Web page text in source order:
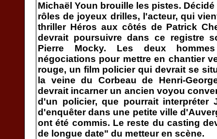
Michaël Youn brouille les pistes.
rôles de joyeux drilles, l'acteur, qui
thriller Héros aux côtés de Patrick
devrait poursuivre dans ce registre
Pierre Mocky. Les deux
négociations pour mettre en chantier
rouge, un film policier qui devrait se
la veine du Corbeau de Henri-
devrait incarner un ancien voyou
d'un policier, que pourrait interpréter
d'enquêter dans une petite ville
ont été commis. Le reste du casting
de longue date" du metteur en scène.